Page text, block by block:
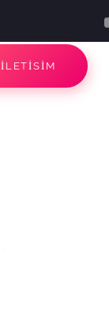
İLETİSİM